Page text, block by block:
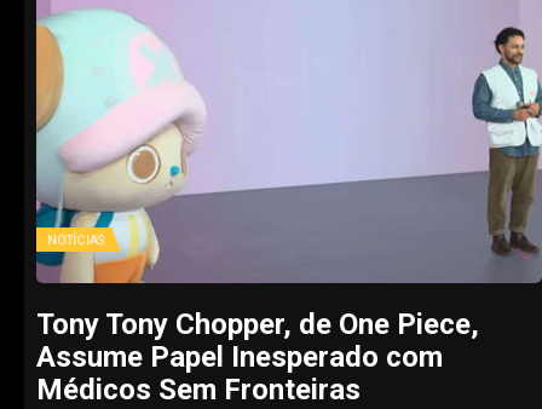
NOTÍCIAS
Tony Tony Chopper, de One Piece,
Assume Papel Inesperado com
Médicos Sem Fronteiras